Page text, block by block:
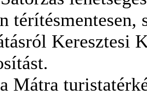
térítésmentesen,
Keresztesi
Mátra